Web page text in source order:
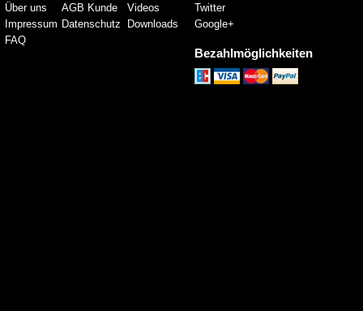
Über uns
Impressum
FAQ
AGB Kunde
Datenschutz
Videos
Downloads
Twitter
Google+
Bezahlmöglichkeiten